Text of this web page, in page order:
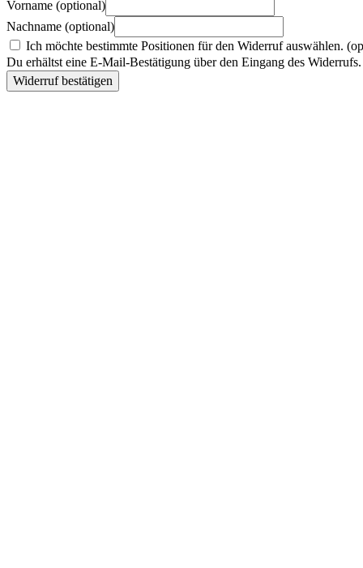
Vorname (optional)
Nachname (optional)
Ich möchte bestimmte Positionen für den Widerruf auswählen.
Du erhältst eine E-Mail-Bestätigung über den Eingang des
Widerruf bestätigen